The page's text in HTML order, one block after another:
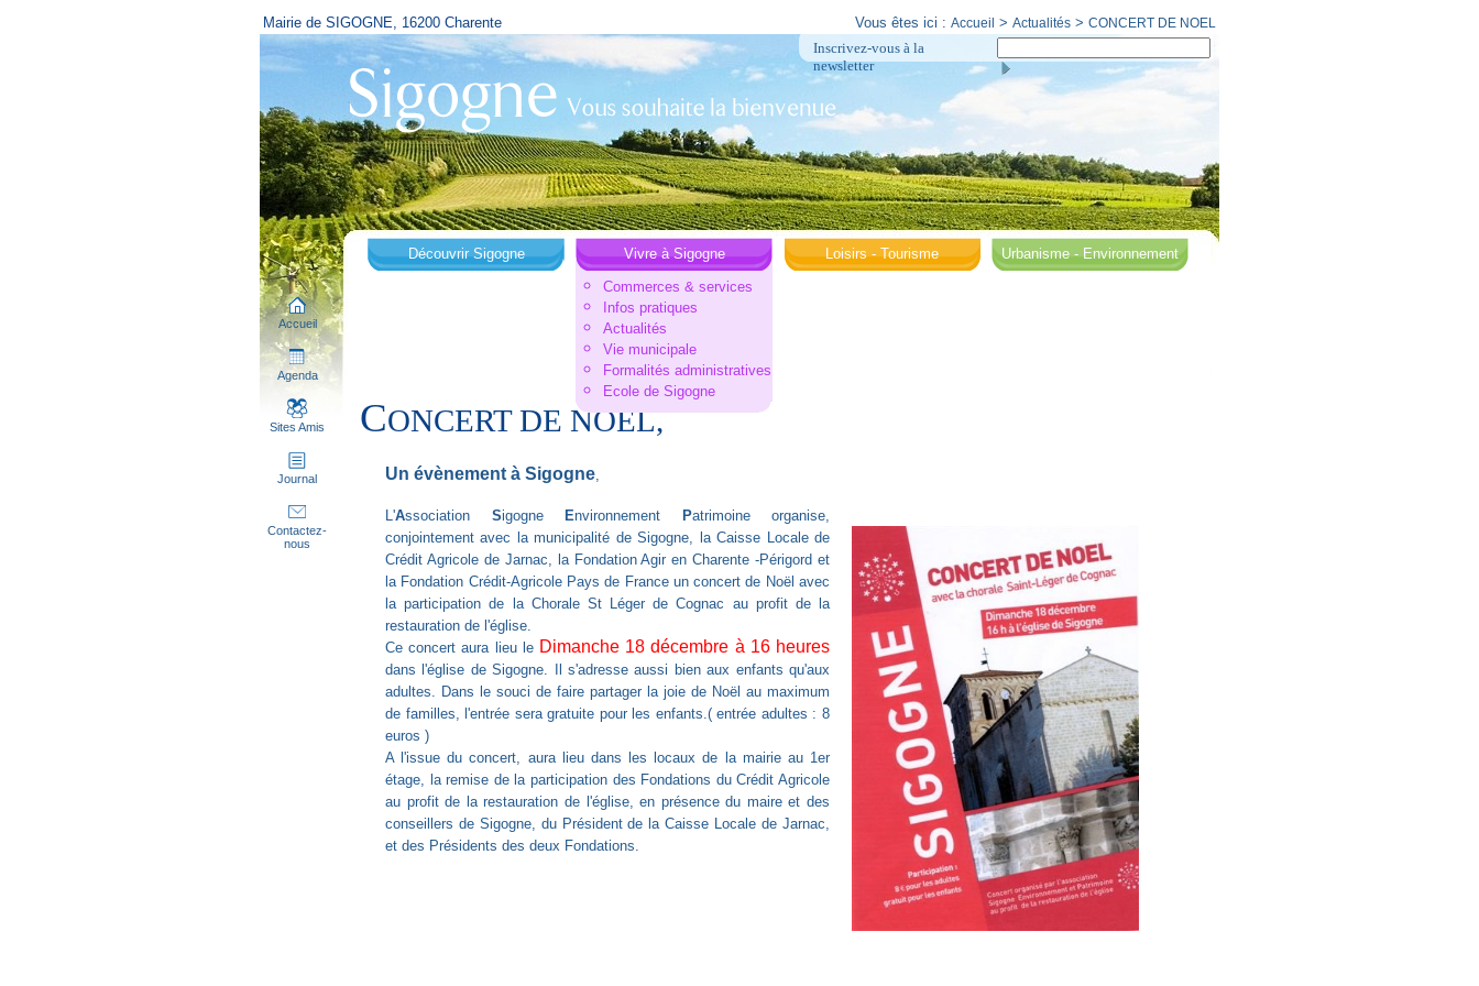
Mairie de SIGOGNE, 16200 Charente Vous êtes ici : Accueil > Actualités > CONCERT DE NOEL
Inscrivez-vous à la
newsletter
Accueil
Agenda
Sites Amis
Journal
Contactez-
nous
Découvrir Sigogne
Vivre à Sigogne
Commerces & services
Infos pratiques
Actualités
Vie municipale
Formalités administratives
Ecole de Sigogne
Loisirs - Tourisme Urbanisme - Environnement
CONCERT DE NOEL,
Un évènement à Sigogne
L'Association Sigogne Environnement Patrimoine organise,
conjointement avec la municipalité de Sigogne, la Caisse Locale de
Crédit Agricole de Jarnac, la Fondation Agir en Charente -Périgord et
la Fondation Crédit-Agricole Pays de France un concert de Noël avec
la participation de la Chorale St Léger de Cognac au profit de la
restauration de l'église.
Ce concert aura lieu le Dimanche 18 décembre à 16 heures
dans l'église de Sigogne. Il s'adresse aussi bien aux enfants qu'aux
adultes. Dans le souci de faire partager la joie de Noël au maximum
de familles, l'entrée sera gratuite pour les enfants.( entrée adultes : 8
euros )
A l'issue du concert, aura lieu dans les locaux de la mairie au 1er
étage, la remise de la participation des Fondations du Crédit Agricole
au profit de la restauration de l'église, en présence du maire et des
conseillers de Sigogne, du Président de la Caisse Locale de Jarnac,
et des Présidents des deux Fondations.